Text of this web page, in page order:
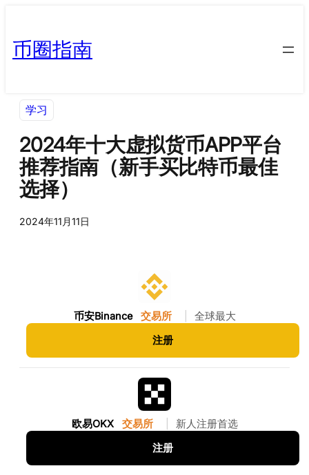
币圈指南
学习
2024年十大虚拟货币APP平台
推荐指南（新手买比特币最佳
选择）
2024年11月11日
币安Binance 交易所 全球最大
注册
欧易OKX 交易所 新人注册首选
注册